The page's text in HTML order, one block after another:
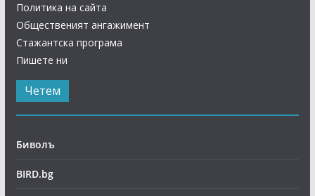
Политика на сайта
Общественият ангажимент
Стажантска програма
Пишете ни
Четем
Биволъ
BIRD.bg